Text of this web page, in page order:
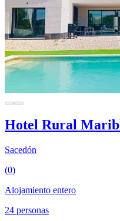
Hotel Rural
Sacedón
(0)
Alojamiento entero
24 personas